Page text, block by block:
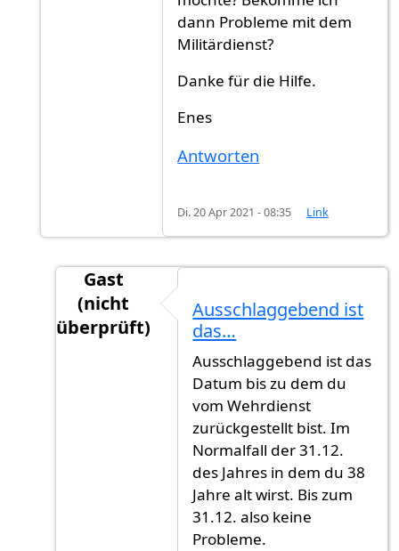
dann Probleme mit dem
Militärdienst?
Danke für die Hilfe.
Enes
Antworten
Di. 20 Apr 2021 - 08:35 Link
Gast
(nicht
überprüft)
Hallo zusammen,Nur zum…
Ausschlaggebend ist
das…
Ausschlaggebend ist das
Datum bis zu dem du
vom Wehrdienst
zurückgestellt bist. Im
Normalfall der 31.12.
des Jahres in dem du 38
Jahre alt wirst. Bis zum
31.12. also keine
Probleme.